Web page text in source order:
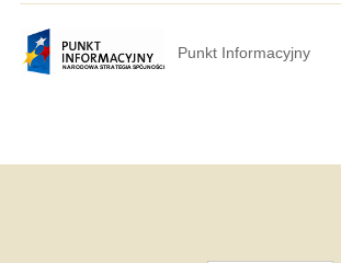
Punkt Informacyjny